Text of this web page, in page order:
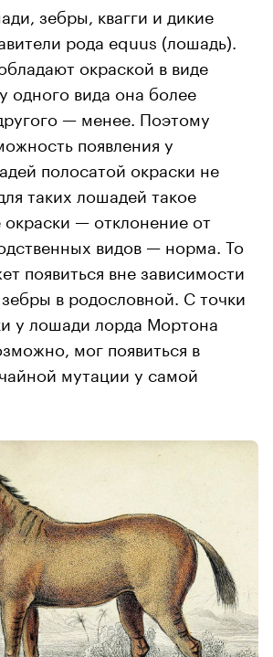
зебры, квагги и дикие
рода equus (лошадь).
окраской в виде
одного вида она более
— менее. Поэтому
появления у
полосатой окраски не
таких лошадей такое
— отклонение от
видов — норма. То
появиться вне зависимости
в родословной. С точки
у лошади лорда Мортона
мог появиться в
мутации у самой